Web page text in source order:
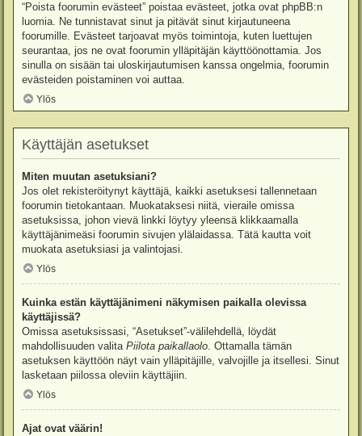
“Poista foorumin evästeet” poistaa evästeet, jotka ovat phpBB:n
luomia. Ne tunnistavat sinut ja pitävät sinut kirjautuneena
foorumille. Evästeet tarjoavat myös toimintoja, kuten luettujen
seurantaa, jos ne ovat foorumin ylläpitäjän käyttöönottamia. Jos
sinulla on sisään tai uloskirjautumisen kanssa ongelmia, foorumin
evästeiden poistaminen voi auttaa.
Ylös
Käyttäjän asetukset
Miten muutan asetuksiani?
Jos olet rekisteröitynyt käyttäjä, kaikki asetuksesi tallennetaan
foorumin tietokantaan. Muokataksesi niitä, vieraile omissa
asetuksissa, johon vievä linkki löytyy yleensä klikkaamalla
käyttäjänimeäsi foorumin sivujen ylälaidassa. Tätä kautta voit
muokata asetuksiasi ja valintojasi.
Ylös
Kuinka estän käyttäjänimeni näkymisen paikalla olevissa
käyttäjissä?
Omissa asetuksissasi, “Asetukset”-välilehdellä, löydät
mahdollisuuden valita Piilota paikallaolo. Ottamalla tämän
asetuksen käyttöön näyt vain ylläpitäjille, valvojille ja itsellesi. Sinut
lasketaan piilossa oleviin käyttäjiin.
Ylös
Ajat ovat väärin!